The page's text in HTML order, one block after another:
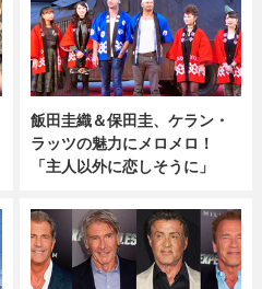
飯田圭織＆保田圭、ケラン・
ラッツの魅力にメロメロ！
「主人以外に恋しそうに」